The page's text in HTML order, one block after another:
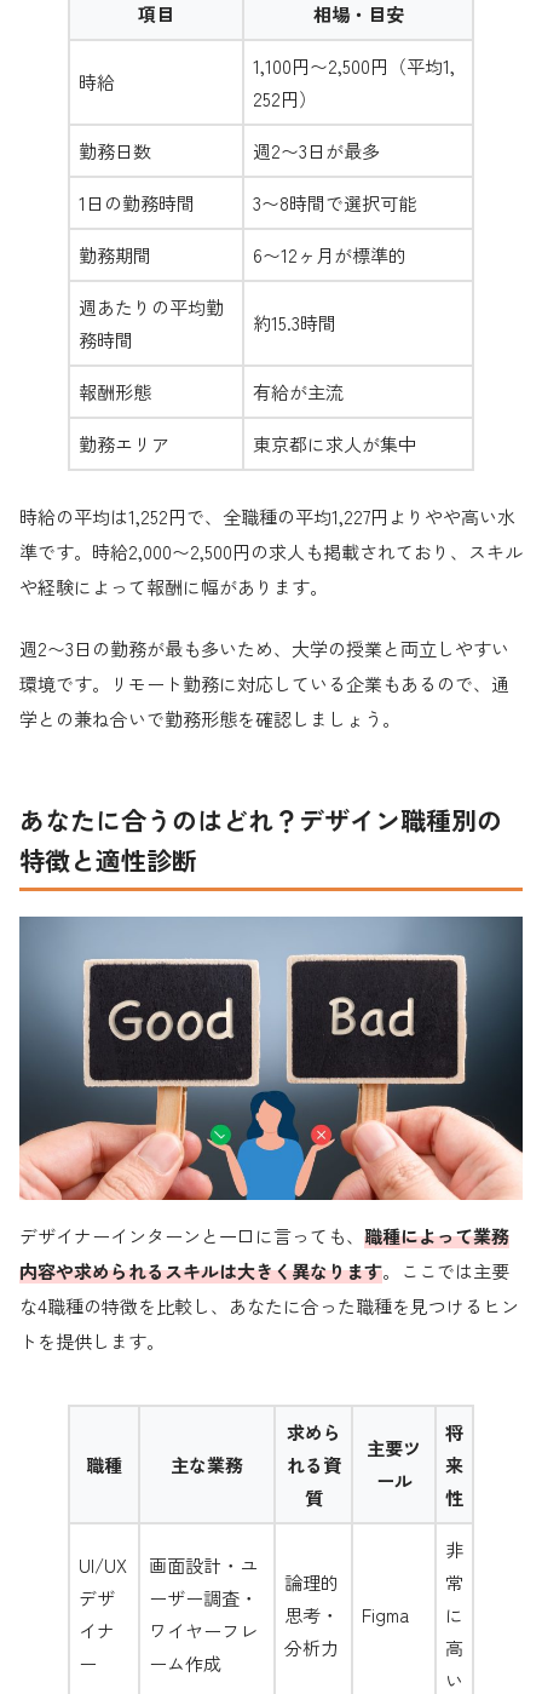
項目 相場・目安
時給
1,100円〜2,500円（平均1,
252円）
勤務日数 週2〜3日が最多
1日の勤務時間 3〜8時間で選択可能
勤務期間 6〜12ヶ月が標準的
週あたりの平均勤
務時間
約15.3時間
報酬形態 有給が主流
勤務エリア 東京都に求人が集中
時給の平均は1,252円で、全職種の平均1,227円よりやや高い水
準です。時給2,000〜2,500円の求人も掲載されており、スキル
や経験によって報酬に幅があります。
週2〜3日の勤務が最も多いため、大学の授業と両立しやすい
環境です。リモート勤務に対応している企業もあるので、通
学との兼ね合いで勤務形態を確認しましょう。
あなたに合うのはどれ？デザイン職種別の
特徴と適性診断
デザイナーインターンと一口に言っても、 職種によって業務
内容や求められるスキルは大きく異なります。ここでは主要
な4職種の特徴を比較し、あなたに合った職種を見つけるヒン
トを提供します。
職種 主な業務
求めら
れる資
質
主要ツ
ール
将
来
性
UI/UX
デザ
イナ
ー
画面設計・ユ
ーザー調査・
ワイヤーフレ
ーム作成
論理的
思考・
分析力
Figma
非
常
に
高
い